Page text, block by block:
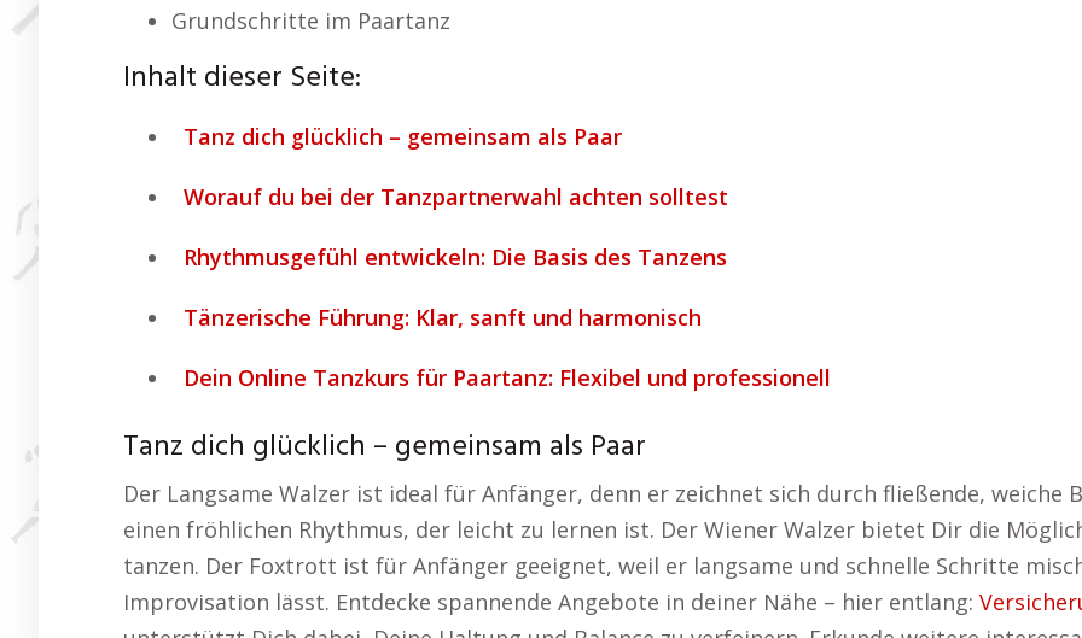
Grundschritte im Paartanz
Inhalt dieser Seite:
Tanz dich glücklich – gemeinsam als Paar
Worauf du bei der Tanzpartnerwahl achten solltest
Rhythmusgefühl entwickeln: Die Basis des Tanzens
Tänzerische Führung: Klar, sanft und harmonisch
Dein Online Tanzkurs für Paartanz: Flexibel und professionell
Tanz dich glücklich – gemeinsam als Paar
Der Langsame Walzer ist ideal für Anfänger, denn er zeichnet sich durch fließende, weiche
einen fröhlichen Rhythmus, der leicht zu lernen ist. Der Wiener Walzer bietet Dir die
tanzen. Der Foxtrott ist für Anfänger geeignet, weil er langsame und schnelle Schritte
Improvisation lässt. Entdecke spannende Angebote in deiner Nähe – hier entlang: